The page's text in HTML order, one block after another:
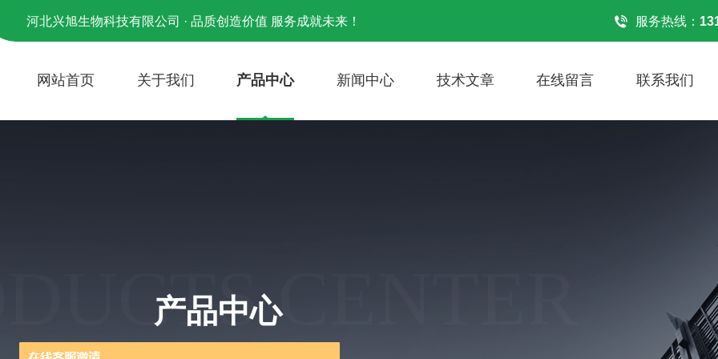
河北兴旭生物科技有限公司 · 品质创造价值 服务成就未来！ 服务热线：
网站首页 关于我们 产品中心 新闻中心 技术文章 在线留言 联系我们
CENTER
产品中心